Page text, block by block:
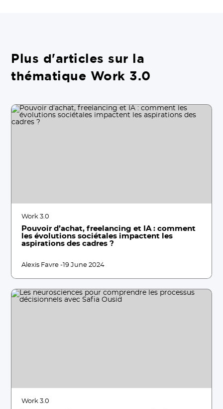
Plus d'articles sur la
thématique Work 3.0
Work 3.0
Pouvoir d’achat, freelancing et IA : comment
les évolutions sociétales impactent les
aspirations des cadres ?
Alexis Favre -19 June 2024
Work 3.0